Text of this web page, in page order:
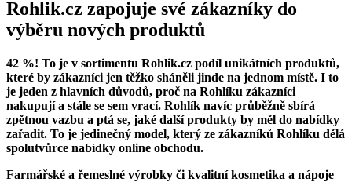
Rohlik.cz zapojuje své zákazníky do
výběru nových produktů
42 %! To je v sortimentu Rohlik.cz podíl unikátních produktů,
které by zákazníci jen těžko sháněli jinde na jednom místě. I to
je jeden z hlavních důvodů, proč na Rohlíku zákazníci
nakupují a stále se sem vrací. Rohlík navíc průběžně sbírá
zpětnou vazbu a ptá se, jaké další produkty by měl do nabídky
zařadit. To je jedinečný model, který ze zákazníků Rohlíku dělá
spolutvůrce nabídky online obchodu.
Farmářské a řemeslné výrobky či kvalitní kosmetika a nápoje